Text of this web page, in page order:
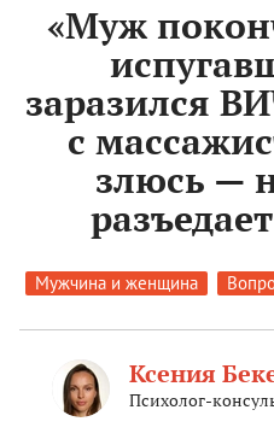
«Муж
заразился
с
злюсь —
Мужчина и женщина
Ксения
Психолог-